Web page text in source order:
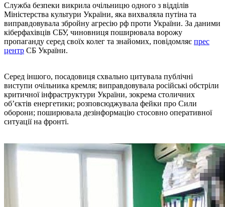
Служба безпеки викрила очільницю одного з відділів
Міністерства культури України, яка вихваляла путіна та
виправдовувала збройну агресію рф проти України. За даними
кіберфахівців СБУ, чиновниця поширювала ворожу
пропаганду серед своїх колег та знайомих, повідомляє прес
центр СБ України.
Серед іншого, посадовиця схвально цитувала публічні
виступи очільника кремля; виправдовувала російські обстріли
критичної інфраструктури України, зокрема столичних
об’єктів енергетики; розповсюджувала фейки про Сили
оборони; поширювала дезінформацію стосовно оперативної
ситуації на фронті.